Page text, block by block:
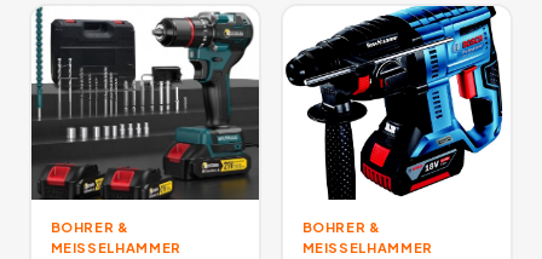
BOHRER &
MEISSELHAMMER
BOHRER &
MEISSELHAMMER